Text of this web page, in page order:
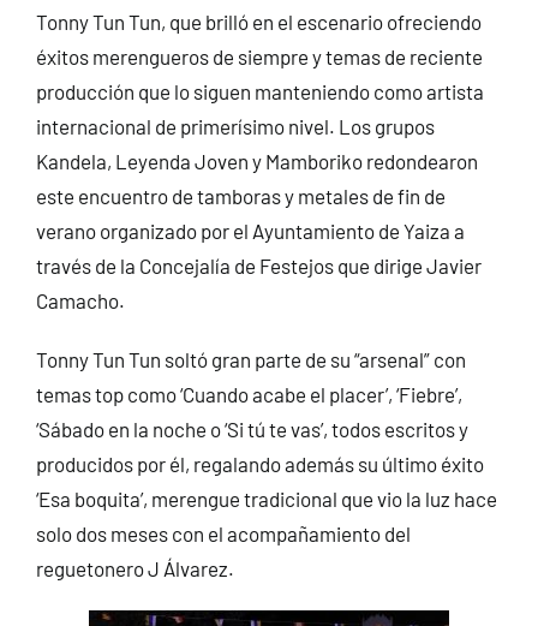
Tonny Tun Tun, que brilló en el escenario ofreciendo
éxitos merengueros de siempre y temas de reciente
producción que lo siguen manteniendo como artista
internacional de primerísimo nivel. Los grupos
Kandela, Leyenda Joven y Mamboriko redondearon
este encuentro de tamboras y metales de fin de
verano organizado por el Ayuntamiento de Yaiza a
través de la Concejalía de Festejos que dirige Javier
Camacho.
Tonny Tun Tun soltó gran parte de su “arsenal” con
temas top como ‘Cuando acabe el placer’, ‘Fiebre’,
‘Sábado en la noche o ‘Si tú te vas’, todos escritos y
producidos por él, regalando además su último éxito
‘Esa boquita’, merengue tradicional que vio la luz hace
solo dos meses con el acompañamiento del
reguetonero J Álvarez.